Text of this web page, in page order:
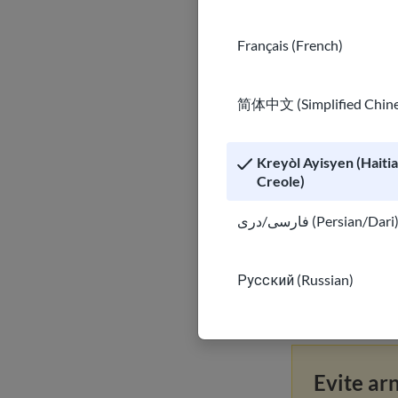
Français (French)
简体中文 (Simplified
Kreyòl Ayisyen
Creole)
فارسی/دری (Persian/Dari)
Русский (Russian)
opsyon ki pi
Sèlman sèvi
an de fwa. Pa
lajan sou kont
Evite